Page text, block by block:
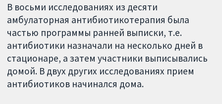
В восьми исследованиях из десяти
амбулаторная антибиотикотерапия была
частью программы ранней выписки, т.е.
антибиотики назначали на несколько дней в
стационаре, а затем участники выписывались
домой. В двух других исследованиях прием
антибиотиков начинался дома.